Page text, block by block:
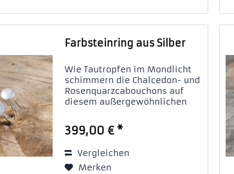
Farbsteinring aus Silber
Wie Tautropfen im Mondlicht
schimmern die Chalcedon- und
Rosenquarzcabouchons auf
diesem außergewöhnlichen
gehaltene Ringschine besteht
aus 925/- Sterling-Silber. Durch
Machart scheinen...
399,00 € *
Vergleichen
Merken